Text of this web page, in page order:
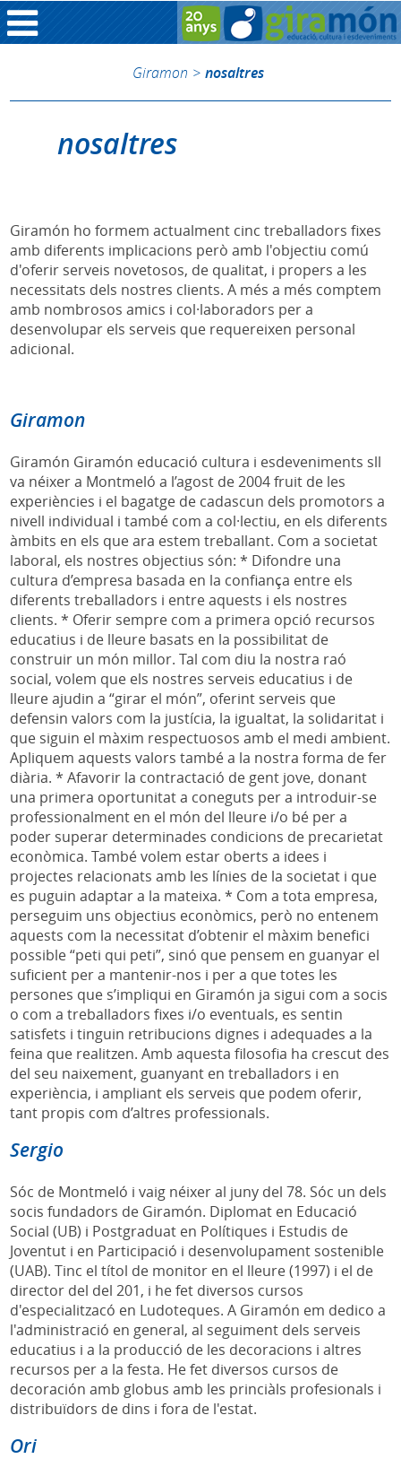
Giramon > nosaltres
nosaltres
Giramón ho formem actualment cinc treballadors fixes
amb diferents implicacions però amb l'objectiu comú
d'oferir serveis novetosos, de qualitat, i propers a les
necessitats dels nostres clients. A més a més comptem
amb nombrosos amics i col·laboradors per a
desenvolupar els serveis que requereixen personal
adicional.
Giramon
Giramón Giramón educació cultura i esdeveniments sll
va néixer a Montmeló a l’agost de 2004 fruit de les
experiències i el bagatge de cadascun dels promotors a
nivell individual i també com a col·lectiu, en els diferents
àmbits en els que ara estem treballant. Com a societat
laboral, els nostres objectius són: * Difondre una
cultura d’empresa basada en la confiança entre els
diferents treballadors i entre aquests i els nostres
clients. * Oferir sempre com a primera opció recursos
educatius i de lleure basats en la possibilitat de
construir un món millor. Tal com diu la nostra raó
social, volem que els nostres serveis educatius i de
lleure ajudin a “girar el món”, oferint serveis que
defensin valors com la justícia, la igualtat, la solidaritat i
que siguin el màxim respectuosos amb el medi ambient.
Apliquem aquests valors també a la nostra forma de fer
diària. * Afavorir la contractació de gent jove, donant
una primera oportunitat a coneguts per a introduir-se
professionalment en el món del lleure i/o bé per a
poder superar determinades condicions de precarietat
econòmica. També volem estar oberts a idees i
projectes relacionats amb les línies de la societat i que
es puguin adaptar a la mateixa. * Com a tota empresa,
perseguim uns objectius econòmics, però no entenem
aquests com la necessitat d’obtenir el màxim benefici
possible “peti qui peti”, sinó que pensem en guanyar el
suficient per a mantenir-nos i per a que totes les
persones que s’impliqui en Giramón ja sigui com a socis
o com a treballadors fixes i/o eventuals, es sentin
satisfets i tinguin retribucions dignes i adequades a la
feina que realitzen. Amb aquesta filosofia ha crescut des
del seu naixement, guanyant en treballadors i en
experiència, i ampliant els serveis que podem oferir,
tant propis com d’altres professionals.
Sergio
Sóc de Montmeló i vaig néixer al juny del 78. Sóc un dels
socis fundadors de Giramón. Diplomat en Educació
Social (UB) i Postgraduat en Polítiques i Estudis de
Joventut i en Participació i desenvolupament sostenible
(UAB). Tinc el títol de monitor en el lleure (1997) i el de
director del del 201, i he fet diversos cursos
d'especialitzacó en Ludoteques. A Giramón em dedico a
l'administració en general, al seguiment dels serveis
educatius i a la producció de les decoracions i altres
recursos per a la festa. He fet diversos cursos de
decoración amb globus amb les princiàls profesionals i
distribuïdors de dins i fora de l'estat.
Ori